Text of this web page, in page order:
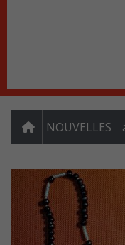
NOUVELLES